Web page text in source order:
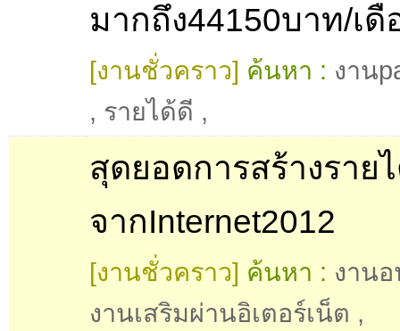
มากถึง44150บาท/เ
[งานชั่วคราว] ค้นหา : งาน
, รายได้ดี ,
สุดยอดการสร้างราย
จากInternet2012
[งานชั่วคราว] ค้นหา : งาน
งานเสริมผ่านอิเตอร์เน็ต ,